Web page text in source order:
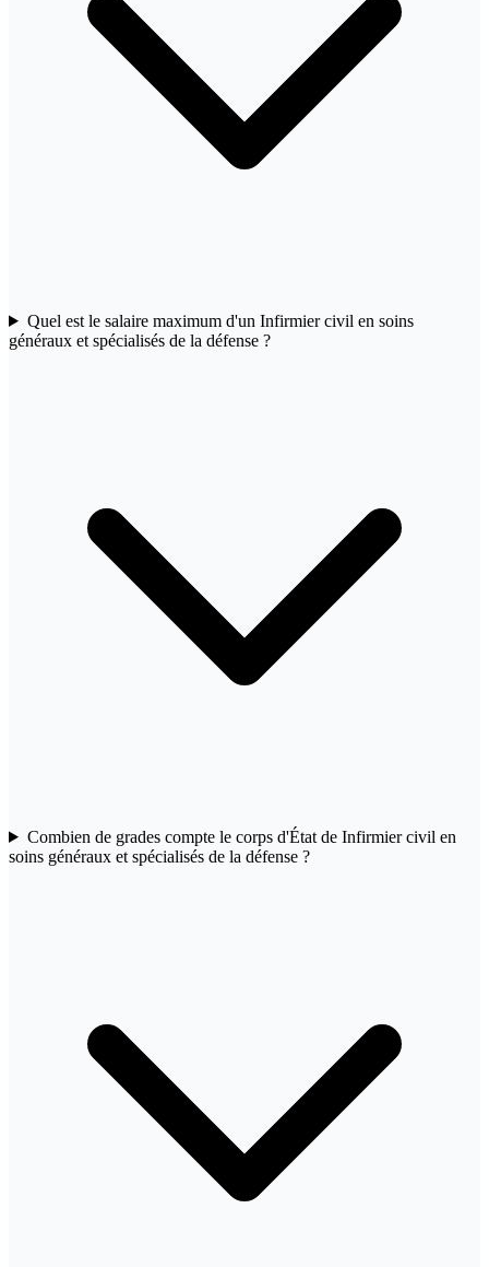
Quel est le salaire maximum d'un Infirmier civil en soins
généraux et spécialisés de la défense ?
Combien de grades compte le corps d'État de Infirmier civil en
soins généraux et spécialisés de la défense ?